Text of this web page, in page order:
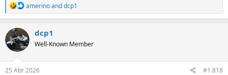
Y antes de guardar la moto, pensé otro día con más tiempo lo
intento. Y me traje de recuerdo en la palanca de las marchas esto
Viendo el archivo adjunto 12336
R
e
a
c
t
i
n
s
amerinoanddcp1
dcp1
Well-Known Member
25 Abr 2026 #1.818